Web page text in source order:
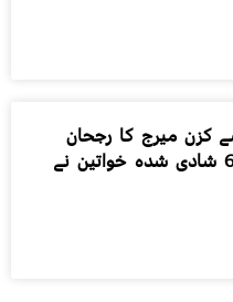
کزن میرج کا رجحان
کم ہونے لگا، ہر 10 میں سے 6 شادی شدہ خواتین نے